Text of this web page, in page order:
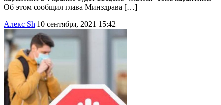
Об этом сообщил глава Минздрава […]
Алекс Sh 10 сентября, 2021 15:42